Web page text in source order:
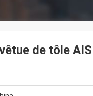
de tôle